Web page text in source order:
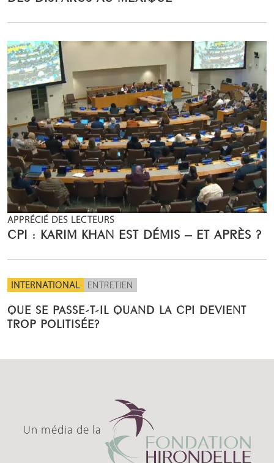
APPRÉCIÉ DES LECTEURS
CPI : KARIM KHAN EST DÉMIS – ET APRÈS ?
INTERNATIONAL ENTRETIEN
QUE SE PASSE-T-IL QUAND LA CPI DEVIENT
TROP POLITISÉE?
Un média de la